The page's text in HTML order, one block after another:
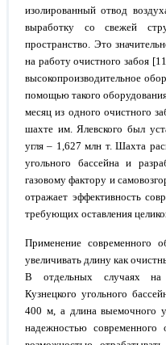
изолированный отвод
выработку со свежей
пространство. Это
на работу очистного забоя
высокопроизводительное
помощью такого
месяц из одного очистного
шахте им. Ялевского был
угля – 1,627 млн т. Шахта
угольного бассейна и
газовому фактору и
отражает эффективность
требующих оставления
Применение современного
увеличивать длину как
В отдельных случаях на
Кузнецкого угольного
400 м, а длина выемочного
надежностью современного